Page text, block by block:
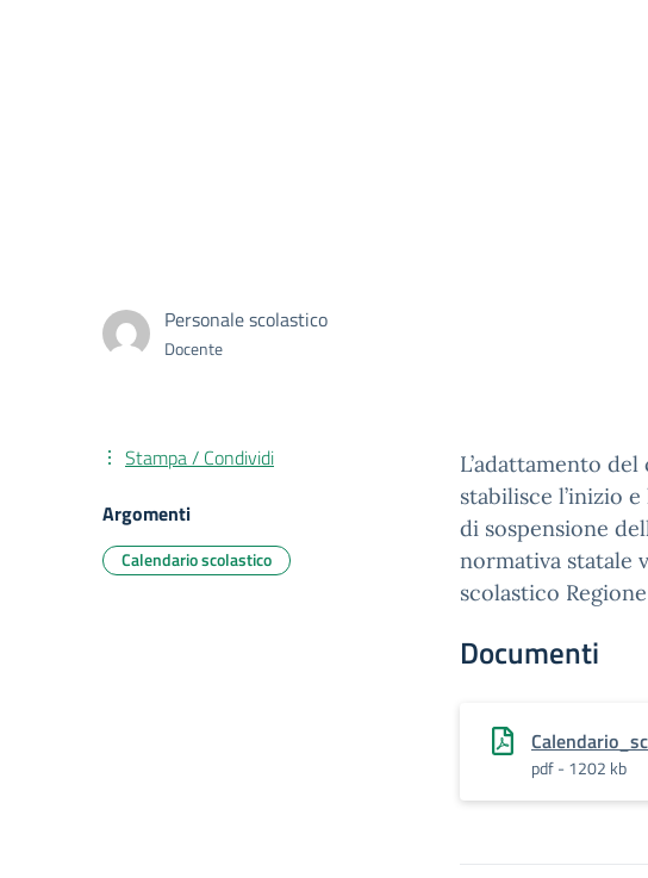
Personale scolastico
Docente
L’adattamento
stabilisce l’inizio
di sospensione
normativa statale
scolastico
Documenti
pdf - 1202 kb
Stampa / Condividi
Argomenti
Calendario scolastico